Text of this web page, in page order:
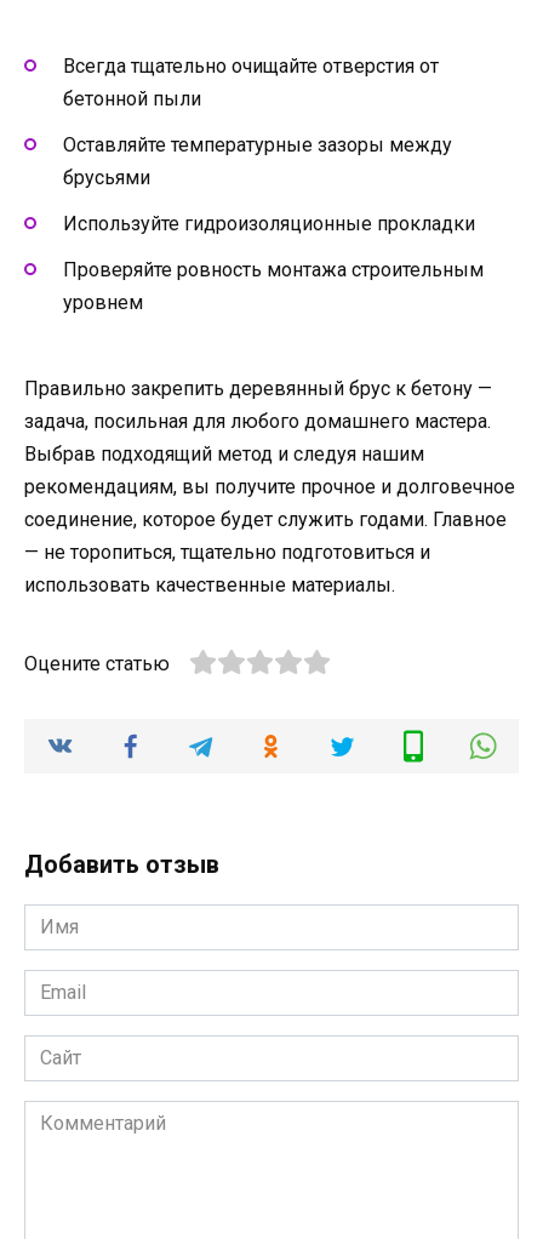
Всегда тщательно очищайте отверстия от
бетонной пыли
Оставляйте температурные зазоры между
брусьями
Используйте гидроизоляционные прокладки
Проверяйте ровность монтажа строительным
уровнем
Правильно закрепить деревянный брус к бетону —
задача, посильная для любого домашнего мастера.
Выбрав подходящий метод и следуя нашим
рекомендациям, вы получите прочное и долговечное
соединение, которое будет служить годами. Главное
— не торопиться, тщательно подготовиться и
использовать качественные материалы.
Оцените статью
Добавить отзыв
Имя
*
Email
*
Сайт
Комментарий